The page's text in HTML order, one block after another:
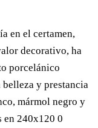
en el certamen,
decorativo, ha
porcelánico
y prestancia
mármol negro y
en 240x120 0